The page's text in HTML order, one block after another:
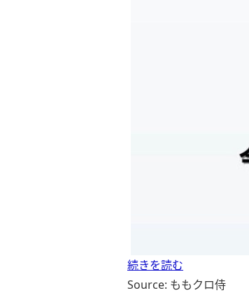
続きを読む
Source: ももクロ侍